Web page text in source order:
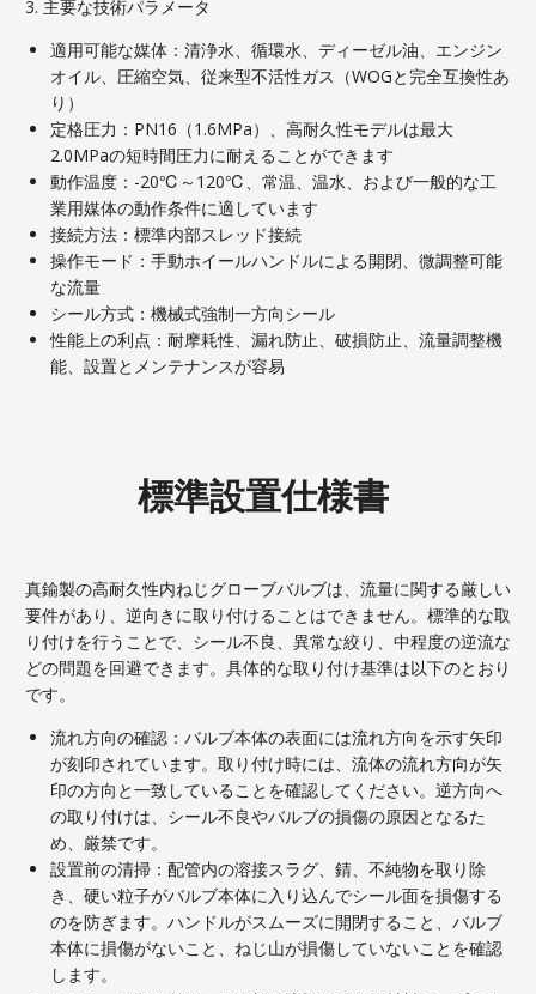
3. 主要な技術パラメータ
適用可能な媒体：清浄水、循環水、ディーゼル油、エンジン
オイル、圧縮空気、従来型不活性ガス（WOGと完全互換性あ
り）
定格圧力：PN16（1.6MPa）、高耐久性モデルは最大
2.0MPaの短時間圧力に耐えることができます
動作温度：-20℃～120℃、常温、温水、および一般的な工
業用媒体の動作条件に適しています
接続方法：標準内部スレッド接続
操作モード：手動ホイールハンドルによる開閉、微調整可能
な流量
シール方式：機械式強制一方向シール
性能上の利点：耐摩耗性、漏れ防止、破損防止、流量調整機
能、設置とメンテナンスが容易
標準設置仕様書
真鍮製の高耐久性内ねじグローブバルブは、流量に関する厳しい
要件があり、逆向きに取り付けることはできません。標準的な取
り付けを行うことで、シール不良、異常な絞り、中程度の逆流な
どの問題を回避できます。具体的な取り付け基準は以下のとおり
です。
流れ方向の確認：バルブ本体の表面には流れ方向を示す矢印
が刻印されています。取り付け時には、流体の流れ方向が矢
印の方向と一致していることを確認してください。逆方向へ
の取り付けは、シール不良やバルブの損傷の原因となるた
め、厳禁です。
設置前の清掃：配管内の溶接スラグ、錆、不純物を取り除
き、硬い粒子がバルブ本体に入り込んでシール面を損傷する
のを防ぎます。ハンドルがスムーズに開閉すること、バルブ
本体に損傷がないこと、ねじ山が損傷していないことを確認
します。